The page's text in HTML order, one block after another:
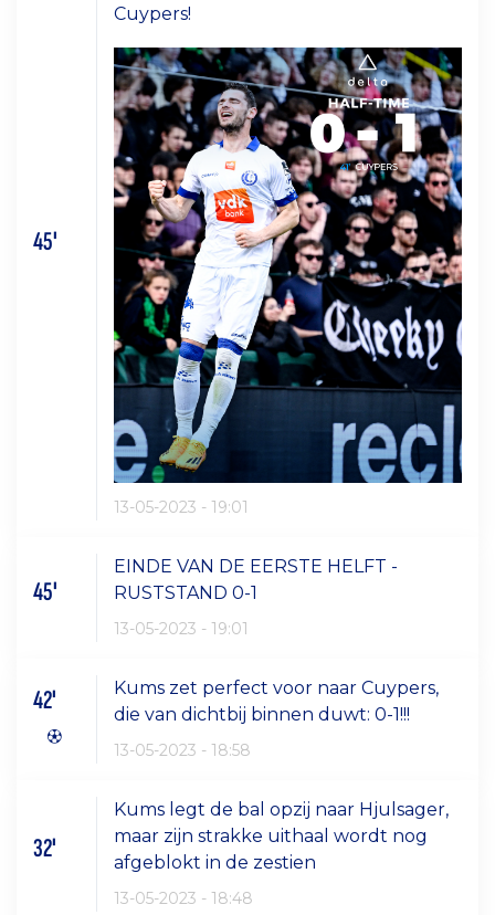
45'
Cuypers!
13-05-2023 - 19:01
45'
EINDE VAN DE EERSTE HELFT -
RUSTSTAND 0-1
13-05-2023 - 19:01
42'
Kums zet perfect voor naar Cuypers,
die van dichtbij binnen duwt: 0-1!!!
13-05-2023 - 18:58
32'
Kums legt de bal opzij naar Hjulsager,
maar zijn strakke uithaal wordt nog
afgeblokt in de zestien
13-05-2023 - 18:48